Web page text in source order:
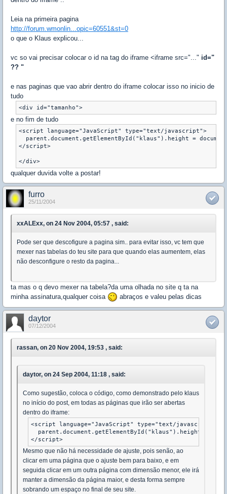
Leia na primeira pagina
http://forum.wmonlin...opic=60551&st=0
o que o Klaus explicou...
vc so vai precisar colocar o id na tag do iframe <iframe src="..." id="
?? "
e nas paginas que vao abrir dentro do iframe colocar isso no inicio de
tudo
<div id="tamanho">
e no fim de tudo
<script language="JavaScript" type="text/javascript">
parent.document.getElementById("klaus").height =
</script>
</div>
qualquer duvida volte a postar!
furro
25/11/2004
xxALExx, on 24 Nov 2004, 05:57 , said:
Pode ser que descofigure a pagina sim.. para evitar isso, vc tem que
mexer nas tabelas do teu site para que quando elas aumentem, elas
não desconfigure o resto da pagina...
ta mas o q devo mexer na tabela?da uma olhada no site q ta na
minha assinatura,qualquer coisa
abraços e valeu pelas dicas
daytor
07/12/2004
rassan, on 20 Nov 2004, 19:53 , said:
daytor, on 24 Sep 2004, 11:18 , said:
Como sugestão, coloca o código, como demonstrado pelo klaus
no início do post, em todas as páginas que irão ser abertas
dentro do iframe:
<script language="JavaScript" type="text/javascript">
parent.document.getElementById("klaus").height =
Mesmo que não há necessidade de ajuste, pois senão, ao
clicar em uma página que o ajuste bem para baixo, e em
seguida clicar em um outra página com dimensão menor, ele irá
manter a dimensão da página maior, e desta forma sempre
sobrando um espaço no final de seu site.